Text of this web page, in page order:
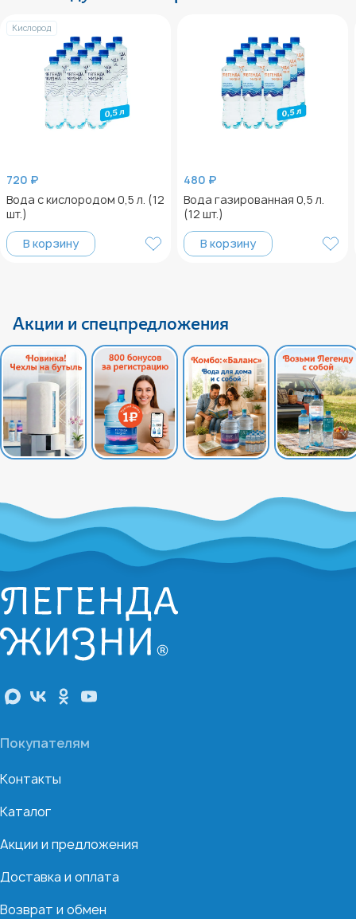
Кислород
720 ₽
Вода с кислородом 0,5 л. (12
шт.)
В корзину
480 ₽
Вода газированная 0,5 л.
(12 шт.)
В корзину
Акции и спецпредложения
Покупателям
Контакты
Каталог
Акции и предложения
Доставка и оплата
Возврат и обмен